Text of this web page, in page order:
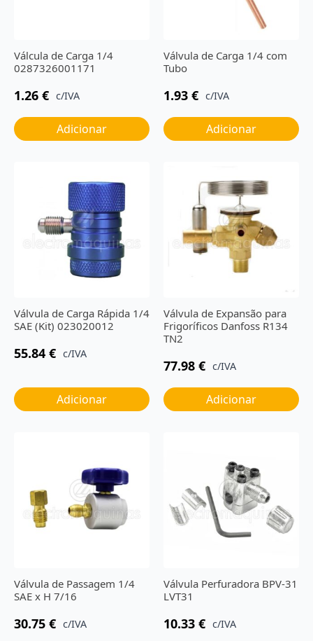
Válcula de Carga 1/4
0287326001171
1.26 € c/IVA
Adicionar
Válvula de Carga 1/4 com
Tubo
1.93 € c/IVA
Adicionar
Válvula de Carga Rápida 1/4
SAE (Kit) 023020012
55.84 € c/IVA
Adicionar
Válvula de Expansão para
Frigoríficos Danfoss R134
TN2
77.98 € c/IVA
Adicionar
Válvula de Passagem 1/4
SAE x H 7/16
30.75 € c/IVA
Válvula Perfuradora BPV-31
LVT31
10.33 € c/IVA